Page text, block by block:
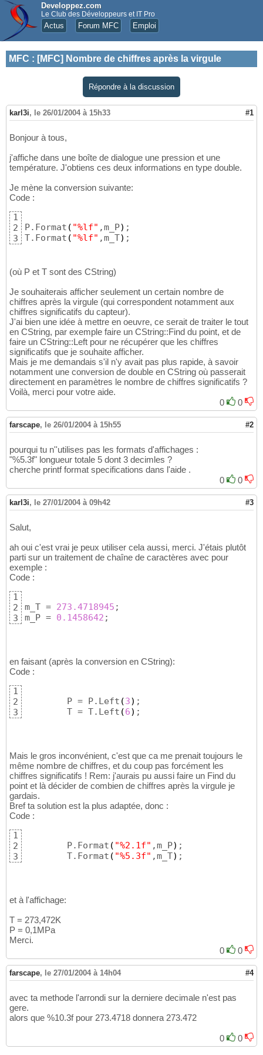
Developpez.com
Le Club des Développeurs et IT Pro
Actus Forum MFC Emploi
MFC : [MFC] Nombre de chiffres après la virgule
Répondre à la discussion
karl3i, le 26/01/2004 à 15h33 #1
Bonjour à tous,
j'affiche dans une boîte de dialogue une pression et une
température. J'obtiens ces deux informations en type double.
Je mène la conversion suivante:
Code :
1
2
3
P.Format ( "%lf" ,m_P) ;
T.Format ( "%lf" ,m_T) ;
(où P et T sont des CString)
Je souhaiterais afficher seulement un certain nombre de
chiffres après la virgule (qui correspondent notamment aux
chiffres significatifs du capteur).
J'ai bien une idée à mettre en oeuvre, ce serait de traiter le tout
en CString, par exemple faire un CString::Find du point, et de
faire un CString::Left pour ne récupérer que les chiffres
significatifs que je souhaite afficher.
Mais je me demandais s'il n'y avait pas plus rapide, à savoir
notamment une conversion de double en CString où passerait
directement en paramètres le nombre de chiffres significatifs ?
Voilà, merci pour votre aide.
0
0
farscape, le 26/01/2004 à 15h55 #2
pourqui tu n''utilises pas les formats d'affichages :
"%5.3f" longueur totale 5 dont 3 decimles ?
cherche printf format specifications dans l'aide .
0
0
karl3i, le 27/01/2004 à 09h42 #3
Salut,
ah oui c'est vrai je peux utiliser cela aussi, merci. J'étais plutôt
parti sur un traitement de chaîne de caractères avec pour
exemple :
Code :
1
2
3
m_T = 273.4718945 ;
m_P = 0.1458642 ;
en faisant (après la conversion en CString):
Code :
1
2
3
	P = P.Left
(3) ;
	T = T.Left
(6) ;
Mais le gros inconvénient, c'est que ca me prenait toujours le
même nombre de chiffres, et du coup pas forcément les
chiffres significatifs ! Rem: j'aurais pu aussi faire un Find du
point et là décider de combien de chiffres après la virgule je
gardais.
Bref ta solution est la plus adaptée, donc :
Code :
1
2
3
	P.Format
( "%2.1f" ,m_P) ;
	T.Format
( "%5.3f" ,m_T) ;
et à l'affichage:
T = 273,472K
P = 0,1MPa
Merci.
0
0
farscape, le 27/01/2004 à 14h04 #4
avec ta methode l'arrondi sur la derniere decimale n'est pas
gere.
alors que %10.3f pour 273.4718 donnera 273.472
0 0